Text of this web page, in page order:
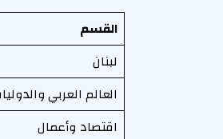
القسم
لبنان
العالم العربي
اقتصاد وأعمال